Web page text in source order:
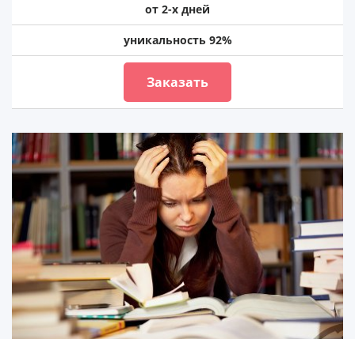
от 2-х дней
уникальность 92%
Заказать